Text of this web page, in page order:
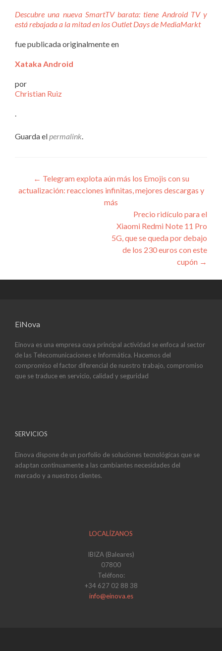
Descubre una nueva SmartTV barata: tiene Android TV y
está rebajada a la mitad en los Outlet Days de MediaMarkt
fue publicada originalmente en
Xataka Android
por
Christian Ruiz
.
Guarda elpermalink.
Navegación
de
← Telegram explota aún más los Emojis con su
actualización: reacciones infinitas, mejores descargas y
más
Precio ridículo para el
Xiaomi Redmi Note 11 Pro
5G, que se queda por debajo
de los 230 euros con este
cupón →
EiNova
Einova es una empresa cuya principal actividad se enfoca al sector
de las Telecomunicaciones e Informática. Hacemos del
compromiso el factor diferencial de nuestro trabajo, compromiso
que se traduce en servicio, calidad y seguridad
SERVICIOS
Einova dispone de un porfolio de soluciones tecnológicas que se
adaptan continuamente a las cambiantes necesidades del
mercado y a nuestros clientes.
LOCALÍZANOS
IBIZA (Baleares)
07800
Teléfono:
+34 627 02 88 38
info@einova.es